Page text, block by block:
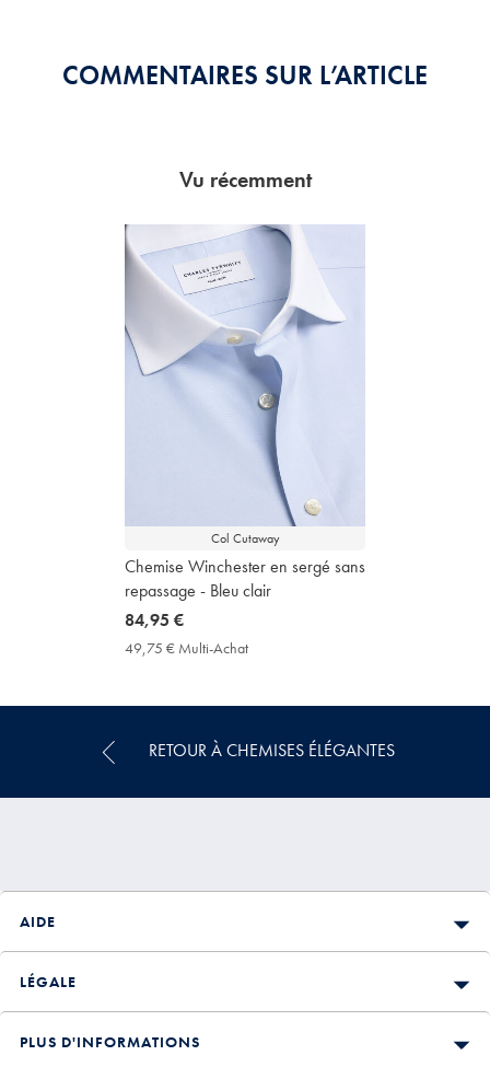
COMMENTAIRES SUR L’ARTICLE
Vu récemment
Col Cutaway
Chemise Winchester en sergé sans
repassage - Bleu clair
now
84,95
84,95 €
49,75 € Multi-Achat
Achat
RETOUR À CHEMISES ÉLÉGANTES
AIDE
LÉGALE
PLUS D'INFORMATIONS